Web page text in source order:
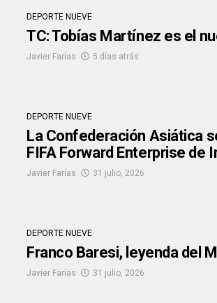
DEPORTE NUEVE
TC: Tobías Martínez es el
Javier Farías 5 días atrás
DEPORTE NUEVE
La Confederación Asiática
FIFA Forward Enterprise de
Javier Farías 31 julio, 2026
DEPORTE NUEVE
Franco Baresi, leyenda del
Javier Farías 31 julio, 2026